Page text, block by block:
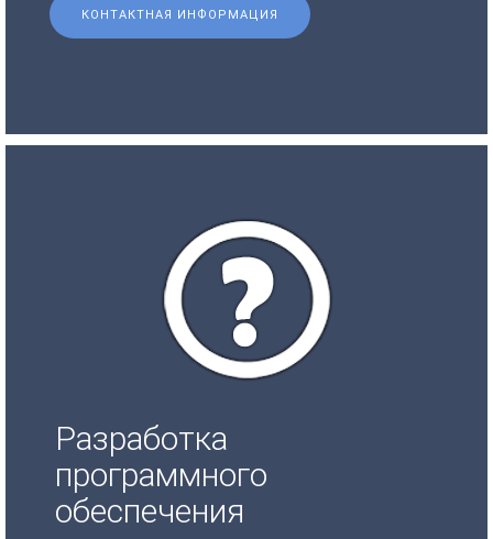
КОНТАКТНАЯ ИНФОРМАЦИЯ
Разработка
программного
обеспечения